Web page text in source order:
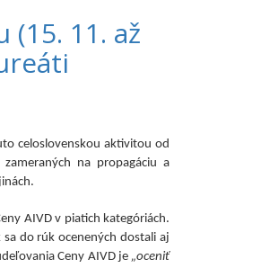
(15. 11. až
celoslovenskou aktivitou od
na propagáciu a
AIVD v piatich kategóriách.
do rúk ocenených dostali aj
Ceny AIVD je„oceniť